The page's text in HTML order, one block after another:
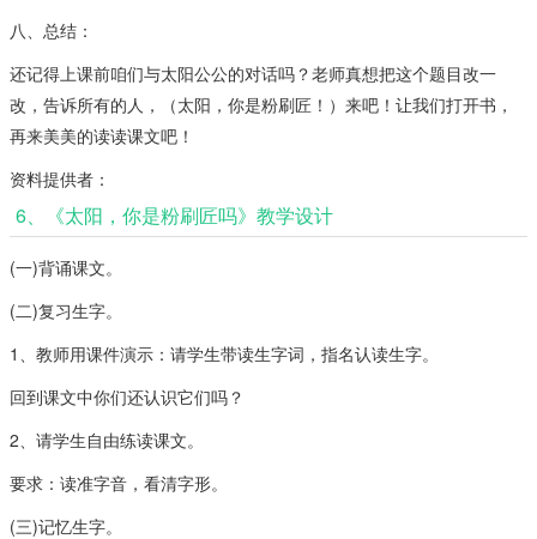
八、总结：
还记得上课前咱们与太阳公公的对话吗？老师真想把这个题目改一
改，告诉所有的人，（太阳，你是粉刷匠！）来吧！让我们打开书，
再来美美的读读课文吧！
资料提供者：
6、《太阳，你是粉刷匠吗》教学设计
(一)背诵课文。
(二)复习生字。
1、教师用课件演示：请学生带读生字词，指名认读生字。
回到课文中你们还认识它们吗？
2、请学生自由练读课文。
要求：读准字音，看清字形。
(三)记忆生字。